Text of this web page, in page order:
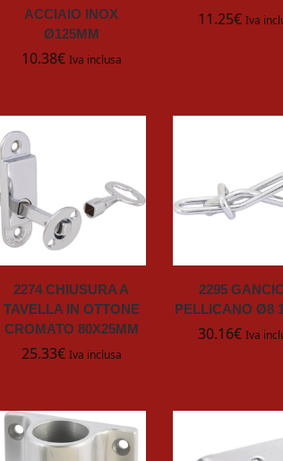
ACCIAIO INOX
Ø125MM
10.38€ Iva inclusa
11.25€ Iva
2274 CHIUSURA A
TAVELLA IN OTTONE
CROMATO 80X25MM
25.33€ Iva inclusa
2295
PELLICANO Ø8
30.16€ Iva